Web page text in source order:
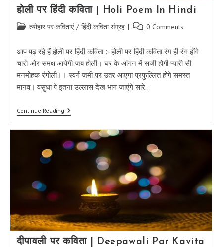
होली पर हिंदी कविता | Holi Poem In Hindi
Post त्योहार पर कविताएं / हिंदी कविता संग्रह
Post 0 Comments
आप पढ़ रहे हैं होली पर हिंदी कविता :- होली पर हिंदी कविता रंग ही रंग होंगे
चारो ओर समक्ष आयेगी जब होली। घर के आंगन में सजी होगी प्यारी सी
मनमोहक रंगोली।। स्वर्ग जमी पर उतर आएगा प्रफुल्लित होंगे समस्त
मानव। वसुधा पे इतना उल्लास देख भाग जाएंगे सारे…
Continue Readingहोली
पर
|
Holi
दीपावली पर कविता | Deepawali Par Kavita